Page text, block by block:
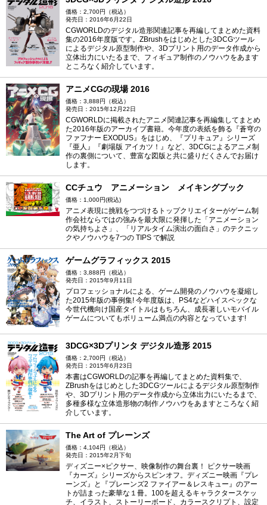
価格：2,700円（税込）
発売日：2016年6月22日
CGWORLDのデジタル造形関連記事を再編してまとめた資料
集の2016年度版です。ZBrushをはじめとした3DCGツール
によるデジタル原型制作や、3Dプリント用のデータ作成から
立体出力にいたるまで、フィギュア制作のノウハウをあます
ところなく紹介しています。
アニメCGの現場 2016
価格：3,888円（税込）
発売日：2015年12月22日
CGWORLDに掲載されたアニメ関連記事を再編集してまとめ
た2016年版のアーカイブ書籍。今年度の表紙を飾る『蒼穹の
ファフナー EXODUS』をはじめ、『プリキュア』シリーズ
『亜人』『劇場版 アイカツ！』など、3DCGによるアニメ制
作の裏側について、豊富な図版と共に盛りだくさんでお届け
します。
CCチュウ アニメーション メイキングブック
価格：1,000円(税込)
アニメ表現に挑戦をつづけるトップクリエイターがゲーム制
作会社ならではの強みを最大限に発揮した「アニメーション
の気持ちよさ」、「リアルタイム演出の面白さ」のテクニッ
クやノウハウを7つの TIPS で解説
ゲームグラフィックス 2015
価格：3,888円（税込）
発売日：2015年9月11日
プロフェッショナルによる、ゲーム開発のノウハウを凝縮し
た2015年版の事例集! 今年度版は、PS4などハイスペックな
今世代機向け国産タイトルはもちろん、成長著しいモバイル
ゲームについてもボリューム満点の内容となっています!
3DCG×3Dプリンタ デジタル造形 2015
価格：2,700円（税込）
発売日：2015年6月23日
本書はCGWORLDの記事を再編してまとめた資料集で、
ZBrushをはじめとした3DCGツールによるデジタル原型制作
や、3Dプリント用のデータ作成から立体出力にいたるまで、
多種多様な立体造形物の制作ノウハウをあますところなく紹
介しています。
The Art of プレーンズ
価格：4,104円（税込）
発売日：2015年2月下旬
ディズニー×ピクサー、映像制作の舞台裏！ ピクサー映画
『カーズ』シリーズからスピンオフ。ディズニー映画『プレ
ーンズ』と『プレーンズ2 ファイアー＆レスキュー』のアー
トが詰まった豪華な１冊。100を超えるキャラクタースケッ
チ、イラスト、ストーリーボード、カラースクリプト、設定